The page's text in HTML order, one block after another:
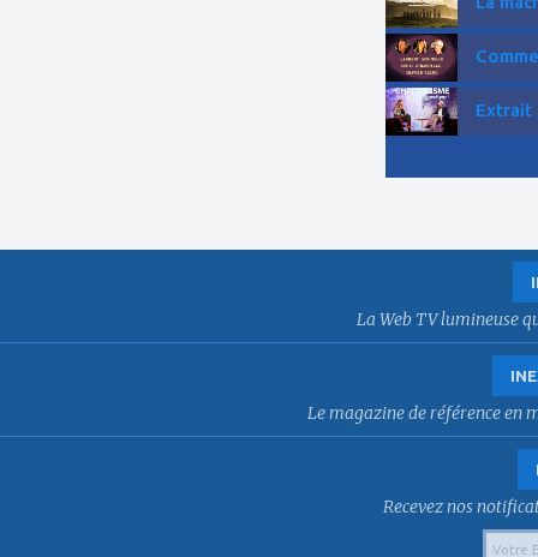
Extrait
La Web TV lumineuse
Le magazine de référence en
Recevez nos